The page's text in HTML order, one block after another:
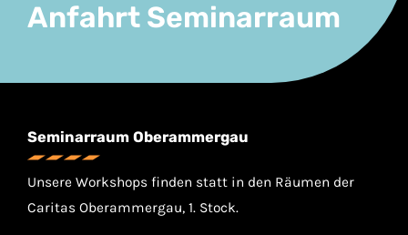
Anfahrt Seminarraum
Seminarraum Oberammergau
Unsere Workshops finden statt in den Räumen der
Caritas Oberammergau, 1. Stock.